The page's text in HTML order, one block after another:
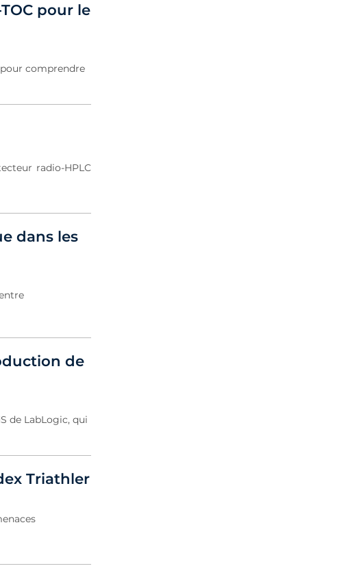
pour le
pour comprendre
radio-HPLC
dans les
de
de LabLogic, qui
Triathler